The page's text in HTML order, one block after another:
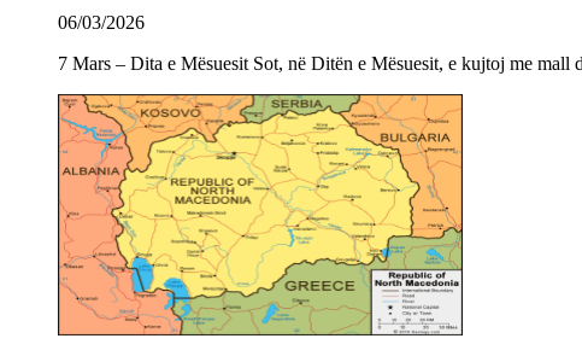
06/03/2026
7 Mars – Dita e Mësuesit Sot, në Ditën e Mësuesit, e kujtoj me